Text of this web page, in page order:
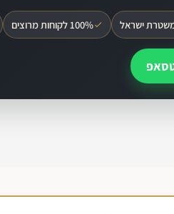
ישראל 100% לקוחות מרוצים